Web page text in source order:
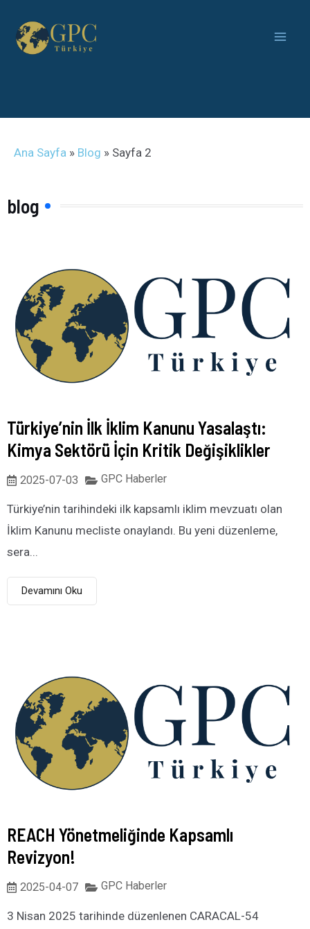
Ana Sayfa » Blog » Sayfa 2
blog
Türkiye’nin İlk İklim Kanunu Yasalaştı:
Kimya Sektörü İçin Kritik Değişiklikler
2025-07-03 GPC Haberler
Türkiye’nin tarihindeki ilk kapsamlı iklim mevzuatı olan
İklim Kanunu mecliste onaylandı. Bu yeni düzenleme,
sera...
Devamını Oku
REACH Yönetmeliğinde Kapsamlı
Revizyon!
2025-04-07 GPC Haberler
3 Nisan 2025 tarihinde düzenlenen CARACAL-54